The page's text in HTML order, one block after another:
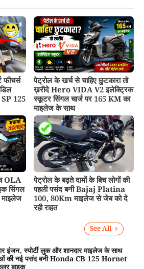
125
पेट्रोल के खर्च से चाहिए छुटकारा तो
ख़रीदे Hero VIDA V2 इलेक्ट्रिक
स्कूटर सिंगल चार्ज पर 165 KM का
माइलेज के साथ
OLA
सिंगल
माइलेज
पेट्रोल के बढ़ते दामों के बिच लोगों की
पहली पसंद बनी Bajaj Platina
100, 80Km माइलेज से जेब को दे
रही राहत
See All
इंजन, स्पोर्टी लुक और शानदार माइलेज के साथ
की नई पसंद बनी Honda CB 125 Hornet